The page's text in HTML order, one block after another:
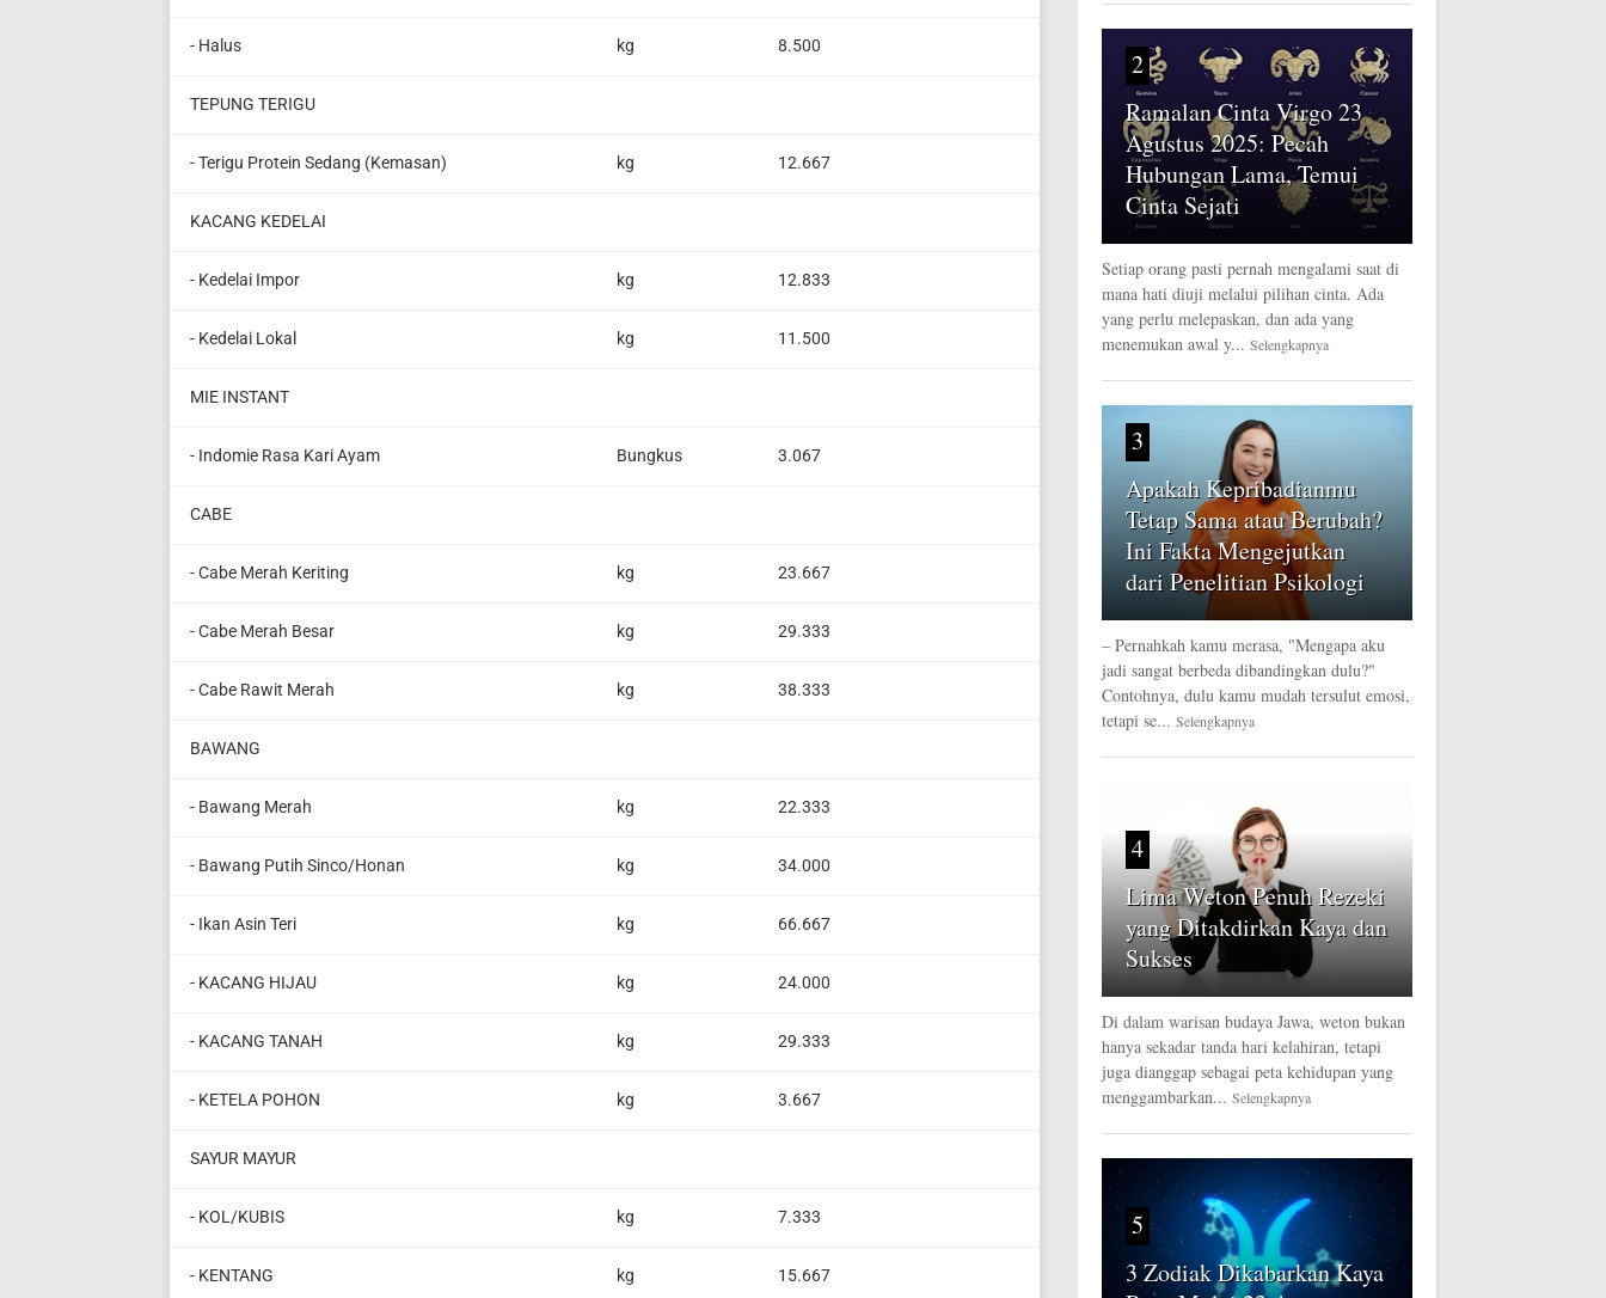
- Halus kg 8.500
TEPUNG TERIGU
- Terigu Protein Sedang (Kemasan) kg 12.667
KACANG KEDELAI
- Kedelai Impor kg 12.833
- Kedelai Lokal kg 11.500
MIE INSTANT
- Indomie Rasa Kari Ayam Bungkus 3.067
CABE
- Cabe Merah Keriting kg 23.667
- Cabe Merah Besar kg 29.333
- Cabe Rawit Merah kg 38.333
BAWANG
- Bawang Merah kg 22.333
- Bawang Putih Sinco/Honan kg 34.000
- Ikan Asin Teri kg 66.667
- KACANG HIJAU kg 24.000
- KACANG TANAH kg 29.333
- KETELA POHON kg 3.667
SAYUR MAYUR
- KOL/KUBIS kg 7.333
- KENTANG kg 15.667
2
Ramalan Cinta Virgo 23
Agustus 2025: Pecah
Hubungan Lama, Temui
Cinta Sejati
Setiap orang pasti pernah mengalami saat di
mana hati diuji melalui pilihan cinta. Ada
yang perlu melepaskan, dan ada yang
menemukan awal y... Selengkapnya
3
Apakah Kepribadianmu
Tetap Sama atau Berubah?
Ini Fakta Mengejutkan
dari Penelitian Psikologi
– Pernahkah kamu merasa, "Mengapa aku
jadi sangat berbeda dibandingkan dulu?"
Contohnya, dulu kamu mudah tersulut emosi,
tetapi se... Selengkapnya
4
Lima Weton Penuh Rezeki
yang Ditakdirkan Kaya dan
Sukses
Di dalam warisan budaya Jawa, weton bukan
hanya sekadar tanda hari kelahiran, tetapi
juga dianggap sebagai peta kehidupan yang
menggambarkan... Selengkapnya
5
3 Zodiak Dikabarkan Kaya